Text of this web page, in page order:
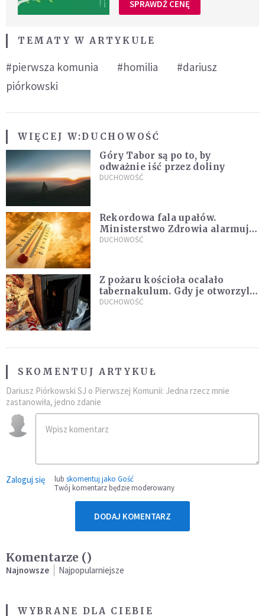
SPRAWDŹ CENĘ
TEMATY W ARTYKULE
#pierwsza komunia #homilia
#dariusz
piórkowski
WIĘCEJ W:DUCHOWOŚĆ
Góry Tabor są po to, by
odważnie iść przez doliny
DUCHOWOŚĆ
Rekordowa fala upałów.
Ministerstwo Zdrowia alarmuje
po doświadczeniach z czerwca
DUCHOWOŚĆ
Z pożaru kościoła ocalało
tabernakulum. Gdy je otworzyli,
"zapach świeżego chleba
DUCHOWOŚĆ
SKOMENTUJ ARTYKUŁ
Dariusz Piórkowski SJ o Pierwszej Komunii: Jedna rzecz mnie
zastanowiła, jedno zdanie
Zaloguj się lub skomentuj jako Gość
Twój komentarz będzie moderowany
DODAJ KOMENTARZ
Komentarze ()
Najnowsze Najpopularniejsze
WYBRANE DLA CIEBIE